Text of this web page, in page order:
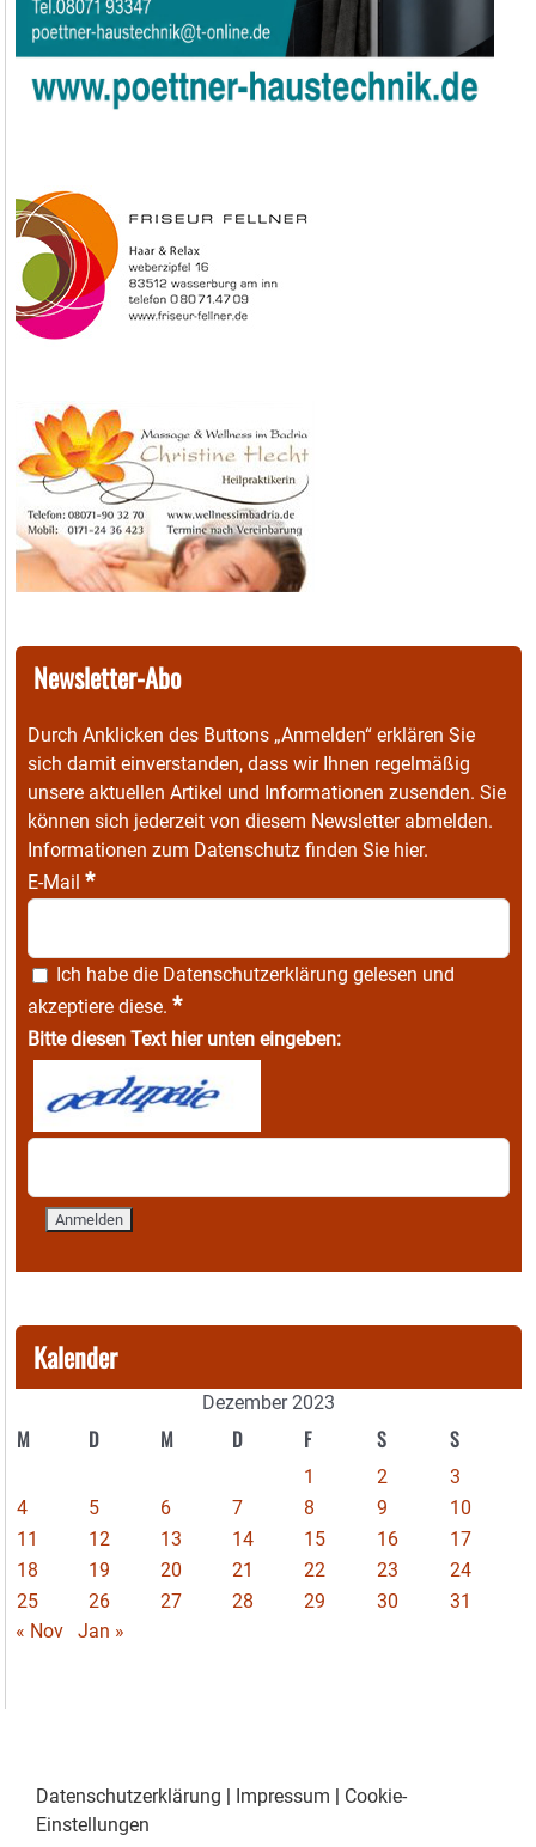
Newsletter-Abo
Durch Anklicken des Buttons „Anmelden“ erklären Sie
sich damit einverstanden, dass wir Ihnen regelmäßig
unsere aktuellen Artikel und Informationen zusenden. Sie
können sich jederzeit von diesem Newsletter abmelden.
Informationen zum Datenschutz finden Sie hier.
E-Mail *
Ich habe die Datenschutzerklärung gelesen und
akzeptiere diese. *
Bitte diesen Text hier unten eingeben:
Kalender
Dezember 2023
M D M D F S S
1 2
3
4
5 6 7 8 9
10
11
12 13 14 15 16
17
18
19 20 21 22 23
24
25
26 27 28 29 30
31
« Nov
Jan »
Datenschutzerklärung | Impressum | Cookie-
Einstellungen